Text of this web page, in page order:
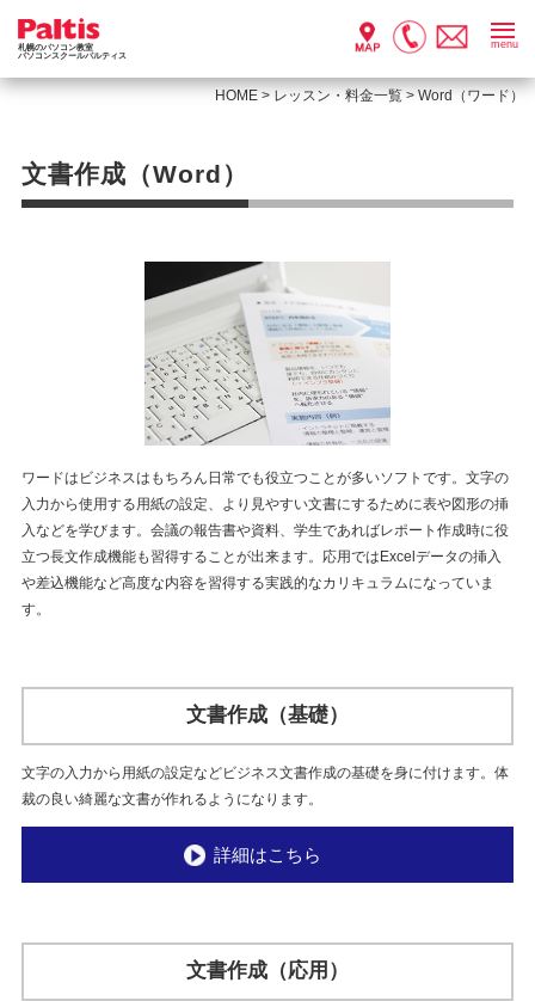
札幌のパソコン教室
パソコンスクールパルティス
menu
HOME > レッスン・料金一覧 >Word（ワード）
文書作成（Word）
ワードはビジネスはもちろん日常でも役立つことが多いソフトです。文字の
入力から使用する用紙の設定、より見やすい文書にするために表や図形の挿
入などを学びます。会議の報告書や資料、学生であればレポート作成時に役
立つ長文作成機能も習得することが出来ます。応用ではExcelデータの挿入
や差込機能など高度な内容を習得する実践的なカリキュラムになっていま
す。
文書作成（基礎）
文字の入力から用紙の設定などビジネス文書作成の基礎を身に付けます。体
裁の良い綺麗な文書が作れるようになります。
詳細はこちら
文書作成（応用）